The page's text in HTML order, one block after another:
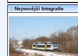
:. Nejnovější fotografie